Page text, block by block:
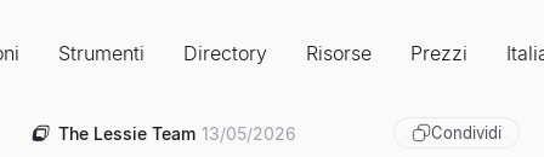
Strumenti Directory Risorse Prezzi
The Lessie Team 13/05/2026 Condividi